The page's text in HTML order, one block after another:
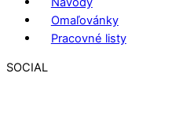
Omaľovánky
Pracovné listy
SOCIAL